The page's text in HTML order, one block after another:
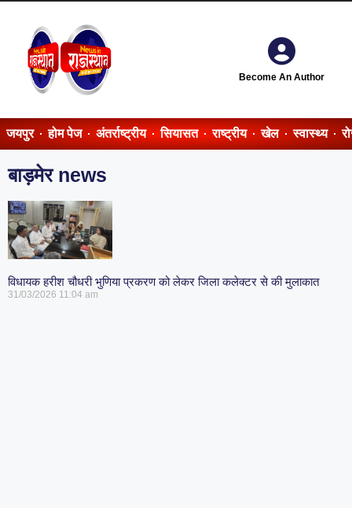
Become An Author
जयपुर होम पेज अंतर्राष्ट्रीय सियासत राष्ट्रीय खेल स्वास्थ्य
बाड़मेर news
विधायक हरीश चौधरी भुणिया प्रकरण को लेकर जिला कलेक्टर से की मुलाकात
31/03/2026 11:04 am